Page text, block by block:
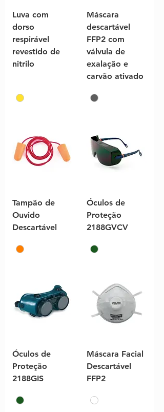
Luva com
dorso
respirável
revestido de
nitrilo
Máscara
descartável
FFP2 com
válvula de
exalação e
carvão ativado
Tampão de
Ouvido
Descartável
Óculos de
Proteção
2188GVCV
Óculos de
Proteção
2188GIS
Máscara Facial
Descartável
FFP2